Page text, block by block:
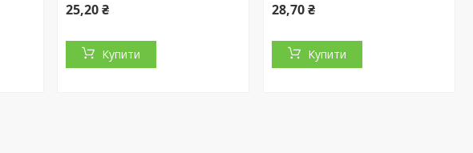
25,20 ₴
Купити
28,70 ₴
Купити